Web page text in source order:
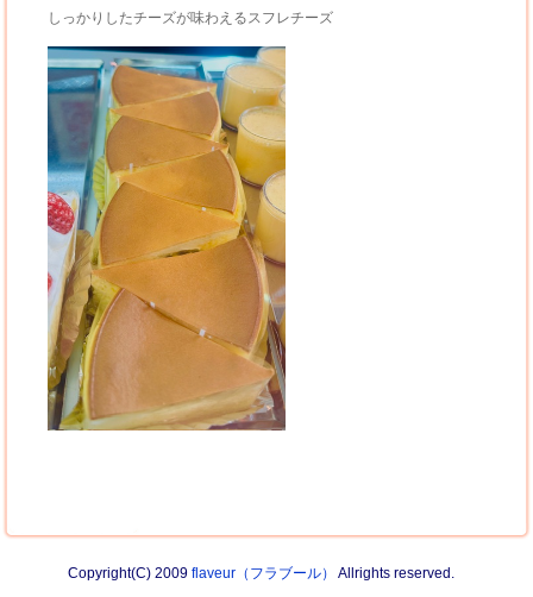
しっかりしたチーズが味わえるスフレチーズ
Copyright(C) 2009 flaveur（フラブール） Allrights reserved.